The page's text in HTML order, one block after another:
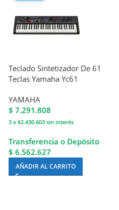
Teclado Sintetizador De 61
Teclas Yamaha Yc61
YAMAHA
$ 7.291.808
3 x $2.430.603 sin interés
Transferencia o Depósito
$ 6.562.627
AÑADIR AL CARRITO